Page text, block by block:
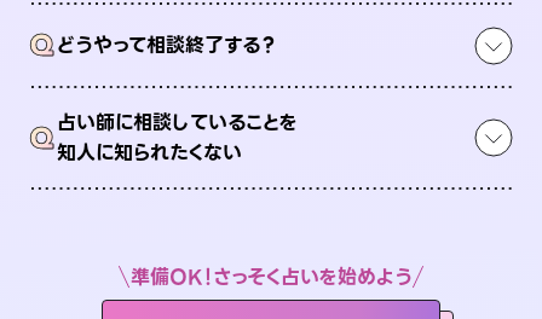
Qどうやって相談終了する？
Q占い師に相談していることを
知人に知られたくない
準備OK！さっそく占いを始めよう